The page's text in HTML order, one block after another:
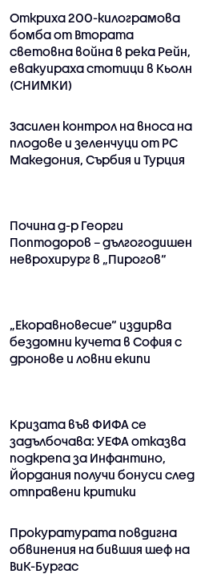
Откриха 200-килограмова
бомба от Втората
световна война в река Рейн,
евакуираха стотици в Кьолн
(СНИМКИ)
Засилен контрол на вноса на
плодове и зеленчуци от РС
Македония, Сърбия и Турция
Почина д-р Георги
Поптодоров – дългогодишен
неврохирург в „Пирогов“
„Екоравновесие“ издирва
бездомни кучета в София с
дронове и ловни екипи
Кризата във ФИФА се
задълбочава: УЕФА отказва
подкрепа за Инфантино,
Йордания получи бонуси след
отправени критики
Прокуратурата повдигна
обвинения на бившия шеф на
ВиК-Бургас